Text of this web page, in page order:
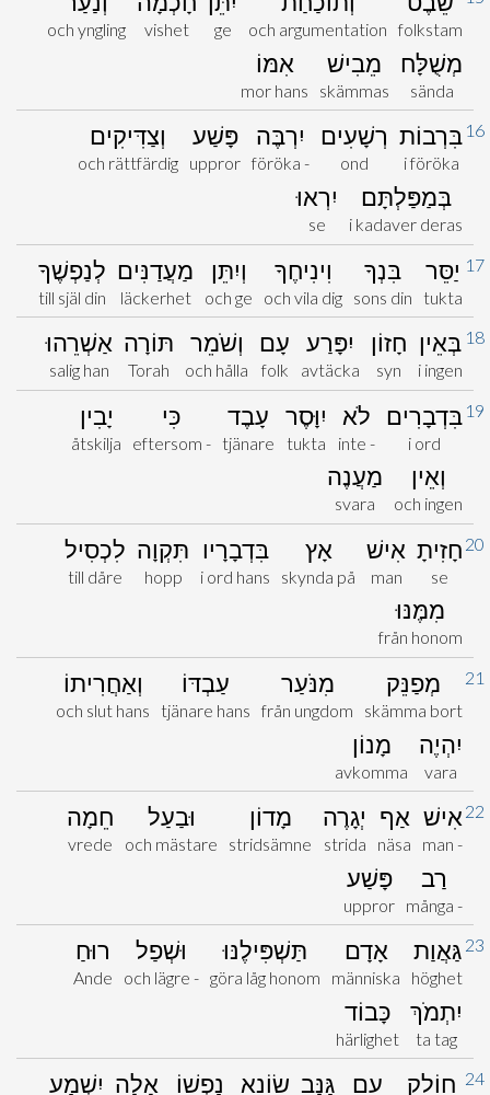
folkstam
och argumentation
ge
vishet
och yngling
מְשֻׁלָּח
sända
מֵבִישׁ
skämmas
אִמּוֹ
mor hans
16 בִּרְבוֹת
i föröka
רְשָׁעִים
ond
יִרְבֶּה
föröka -
פָּשַׁע
uppror
וְצַדִּיקִים
och rättfärdig
בְּמַפַּלְתָּם
i kadaver deras
יִרְאוּ
se
17 יַסֵּר
tukta
בִּנְךָ
sons din
וִינִיחֶךָ
och vila dig
וְיִתֵּן
och ge
מַעֲדַנִּים
läckerhet
לְנַפְשֶׁךָ
till själ din
18 בְּאֵין
i ingen
חָזוֹן
syn
יִפָּרַע
avtäcka
עָם
folk
וְשֹׁמֵר
och hålla
תּוֹרָה
Torah
אַשְׁרֵהוּ
salig han
19 בִּדְבָרִים
i ord
לֹא
inte -
יִוָּסֶר
tukta
עָבֶד
tjänare
כִּי
eftersom -
יָבִין
åtskilja
וְאֵין
och ingen
מַעֲנֶה
svara
20 חָזִיתָ
se
אִישׁ
man
אָץ
skynda på
בִּדְבָרָיו
i ord hans
תִּקְוָה
hopp
לִכְסִיל
till dåre
מִמֶּנּוּ
från honom
21
מְפַנֵּק
skämma bort
מִנֹּעַר
från ungdom
עַבְדּוֹ
tjänare hans
וְאַחֲרִיתוֹ
och slut hans
יִהְיֶה
vara
מָנוֹן
avkomma
22 אִישׁ
man -
אַף
näsa
יְגָרֶה
strida
מָדוֹן
stridsämne
וּבַעַל
och mästare
חֵמָה
vrede
רַב
många -
פָּשַׁע
uppror
23 גַּאֲוַת
höghet
אָדָם
människa
תַּשְׁפִּילֶנּוּ
göra låg honom
וּשְׁפַל
och lägre -
רוּחַ
Ande
יִתְמֹךְ
ta tag
כָּבוֹד
härlighet
24 חוֹלֵק עִם גַּנָּב שׂוֹנֵא נַפְשׁוֹ אָלָה יִשְׁמַע